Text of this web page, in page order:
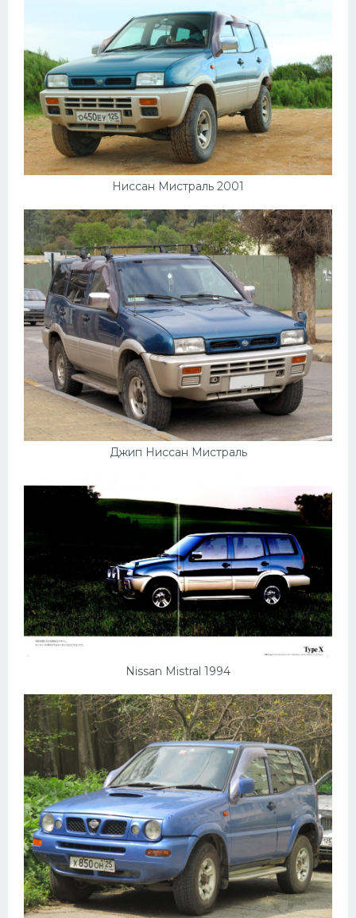
Ниссан Мистраль 2001
Джип Ниссан Мистраль
Nissan Mistral 1994
Додж
Ява
Эмблемы
Спецтехника